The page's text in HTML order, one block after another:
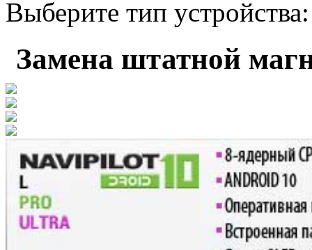
Выберите тип устройства:
Замена штатной